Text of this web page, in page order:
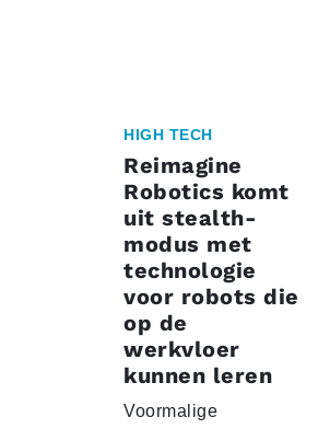
HIGH TECH
Reimagine
Robotics komt
uit stealth-
modus met
technologie
voor robots die
op de
werkvloer
kunnen leren
Voormalige